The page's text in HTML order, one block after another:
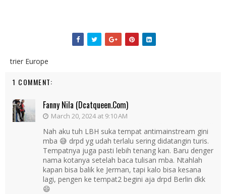
trier Europe
1 COMMENT:
Fanny Nila (dcatqueen.com)
March 20, 2024 at 9:10 AM
Nah aku tuh LBH suka tempat antimainstream gini
mba 😅 drpd yg udah terlalu sering didatangin turis.
Tempatnya juga pasti lebih tenang kan. Baru denger
nama kotanya setelah baca tulisan mba. Ntahlah
kapan bisa balik ke Jerman, tapi kalo bisa kesana
lagi, pengen ke tempat2 begini aja drpd Berlin dkk
😄